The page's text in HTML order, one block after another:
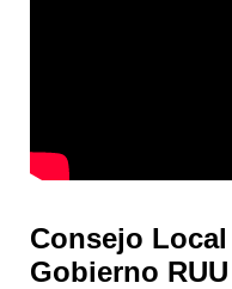
Consejo
Gobierno RUU